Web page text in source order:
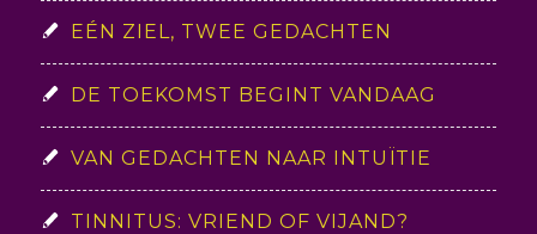
EÉN ZIEL, TWEE GEDACHTEN
DE TOEKOMST BEGINT VANDAAG
VAN GEDACHTEN NAAR INTUÏTIE
TINNITUS: VRIEND OF VIJAND?